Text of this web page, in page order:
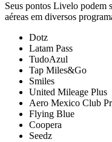
Seus pontos Livelo podem
aéreas em diversos
Dotz
Latam Pass
TudoAzul
Tap Miles&Go
Smiles
United Mileage Plus
Aero Mexico Club
Flying Blue
Coopera
Seedz